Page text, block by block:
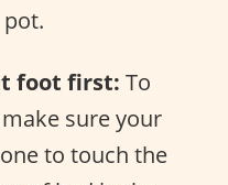
foot first: To
sure your
to touch the